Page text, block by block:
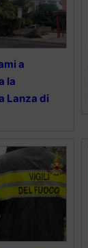
a
la
Lanza di